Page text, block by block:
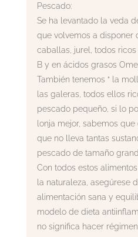
Pescado:
Se ha levantado la veda
que volvemos a disponer
caballas, jurel, todos
B y en ácidos grasos
También tenemos “ la
las galeras, todos ellos
pescado pequeño, si lo
lonja mejor, sabemos
que no lleva tantas
pescado de tamaño
Con todos estos
la naturaleza, asegúrese
alimentación sana y
modelo de dieta
no significa hacer